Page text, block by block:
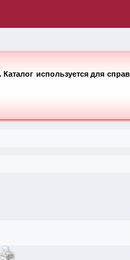
используется для